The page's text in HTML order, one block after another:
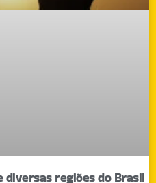
diversas regiões do Brasil